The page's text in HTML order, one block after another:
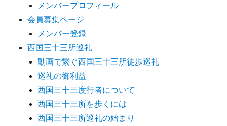
メンバープロフィール
会員募集ページ
メンバー登録
西国三十三所巡礼
動画で繋ぐ西国三十三所徒歩巡礼
巡礼の御利益
西国三十三度行者について
西国三十三所を歩くには
西国三十三所巡礼の始まり